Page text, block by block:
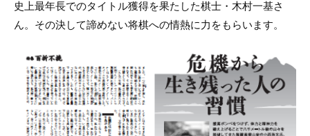
史上最年長でのタイトル獲得を果たした棋士・木村一基さ
ん。その決して諦めない将棋への情熱に力をもらいます。